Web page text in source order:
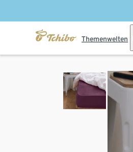
Themenwelten